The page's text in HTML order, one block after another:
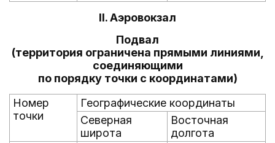
II. Аэровокзал
Подвал
(территория ограничена прямыми линиями,
соединяющими
по порядку точки с координатами)
Номер
точки
Географические координаты
Северная
широта
Восточная
долгота